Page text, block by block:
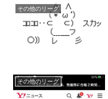
その他のリーグ
その他のリーグ